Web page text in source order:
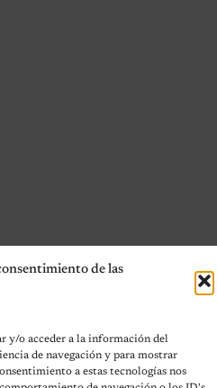
de las
y/o acceder a la información del
de navegación y para mostrar
a estas tecnologías nos
de Mascotas
privacidad